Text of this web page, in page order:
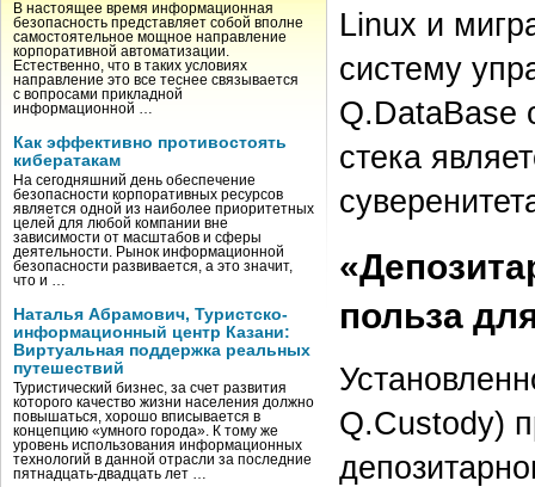
В настоящее время информационная
безопасность представляет собой вполне
самостоятельное мощное направление
корпоративной автоматизации.
Естественно, что в таких условиях
направление это все теснее связывается
с вопросами прикладной
информационной …
Как эффективно противостоять
кибератакам
На сегодняшний день обеспечение
безопасности корпоративных ресурсов
является одной из наиболее приоритетных
целей для любой компании вне
зависимости от масштабов и сферы
деятельности. Рынок информационной
безопасности развивается, а это значит,
что и …
Наталья Абрамович, Туристско-
информационный центр Казани:
Виртуальная поддержка реальных
путешествий
Туристический бизнес, за счет развития
которого качество жизни населения должно
повышаться, хорошо вписывается в
концепцию «умного города». К тому же
уровень использования информационных
технологий в данной отрасли за последние
пятнадцать-двадцать лет …
Linux и
систему
Q.DataBase
стека
польза
Q.Custody)